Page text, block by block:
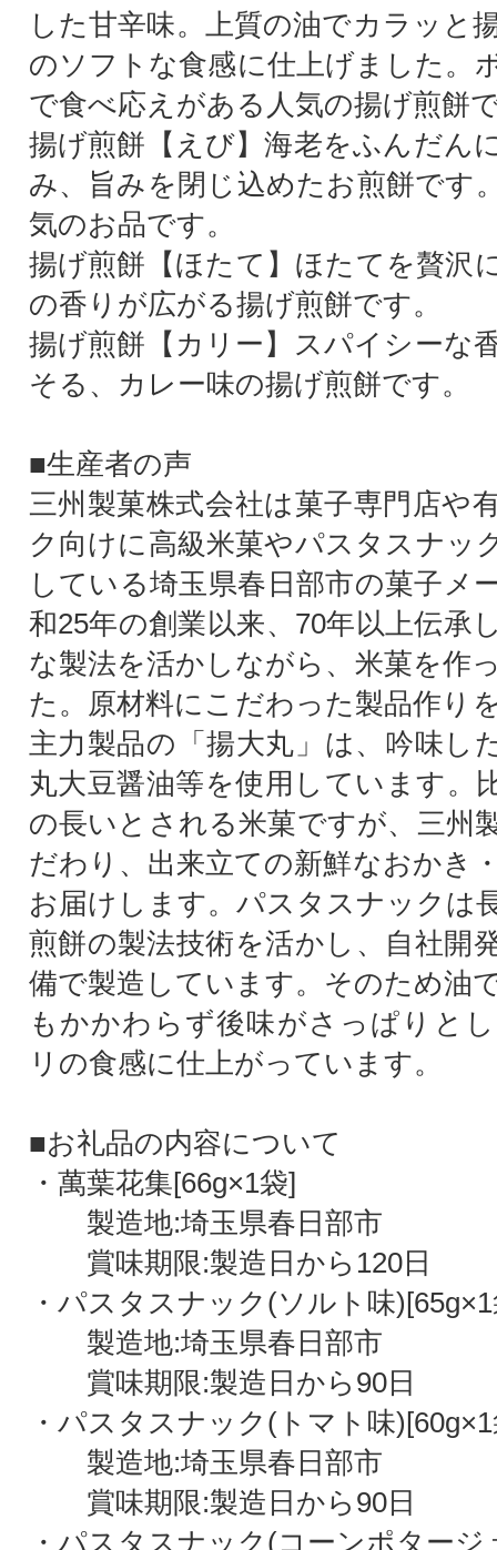
した甘辛味。上質の油でカラッと
のソフトな食感に仕上げました。
で食べ応えがある人気の揚げ煎餅
揚げ煎餅【えび】海老をふんだん
み、旨みを閉じ込めたお煎餅です
気のお品です。
揚げ煎餅【ほたて】ほたてを贅沢
の香りが広がる揚げ煎餅です。
揚げ煎餅【カリー】スパイシーな
そる、カレー味の揚げ煎餅です。
■生産者の声
三州製菓株式会社は菓子専門店や
ク向けに高級米菓やパスタスナッ
している埼玉県春日部市の菓子メ
和25年の創業以来、70年以上伝承
な製法を活かしながら、米菓を作
た。原材料にこだわった製品作り
主力製品の「揚大丸」は、吟味し
丸大豆醤油等を使用しています。
の長いとされる米菓ですが、三州
だわり、出来立ての新鮮なおかき
お届けします。パスタスナックは
煎餅の製法技術を活かし、自社開
備で製造しています。そのため油
もかかわらず後味がさっぱりと
リの食感に仕上がっています。
■お礼品の内容について
・萬葉花集[66g×1袋]
製造地:埼玉県春日部市
賞味期限:製造日から120日
・パスタスナック(ソルト味
製造地:埼玉県春日部市
賞味期限:製造日から90日
・パスタスナック(トマト味
製造地:埼玉県春日部市
賞味期限:製造日から90日
・パスタスナック(コーンポタージ